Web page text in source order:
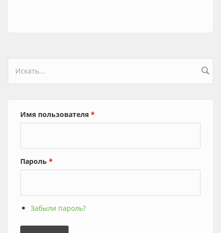
Форма поиска
Имя пользователя *
Пароль *
Забыли пароль?